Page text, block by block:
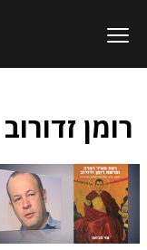
רומן זדורוב